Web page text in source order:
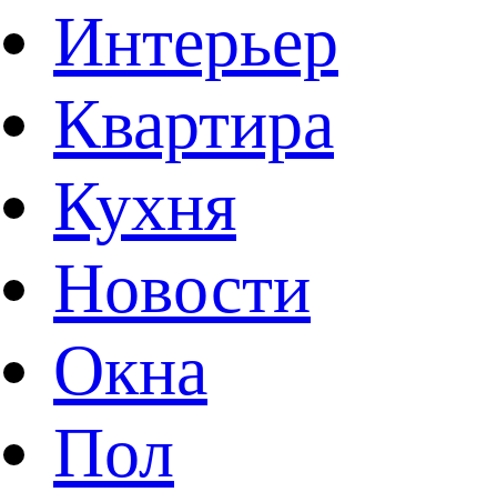
Интерьер
Квартира
Кухня
Новости
Окна
Пол